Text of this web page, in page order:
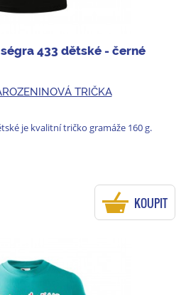
433 dětské - černé
TRIČKA
je kvalitní tričko gramáže 160 g.
KOUPIT